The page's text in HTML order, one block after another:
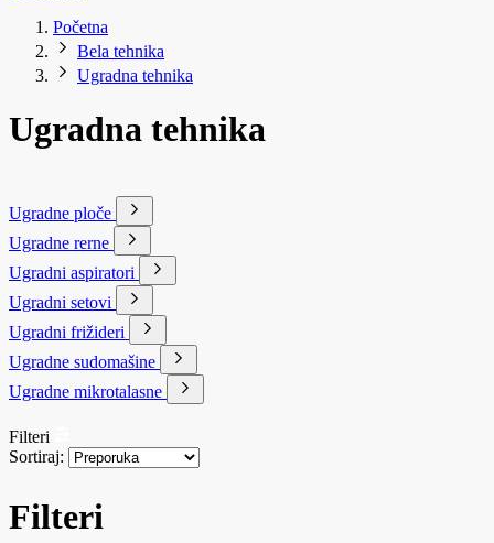
Početna
Bela tehnika
Ugradna tehnika
Ugradna tehnika
Ugradne ploče
Ugradne rerne
Ugradni aspiratori
Ugradni setovi
Ugradni frižideri
Ugradne sudomašine
Ugradne mikrotalasne
Filteri
Sortiraj:
Filteri